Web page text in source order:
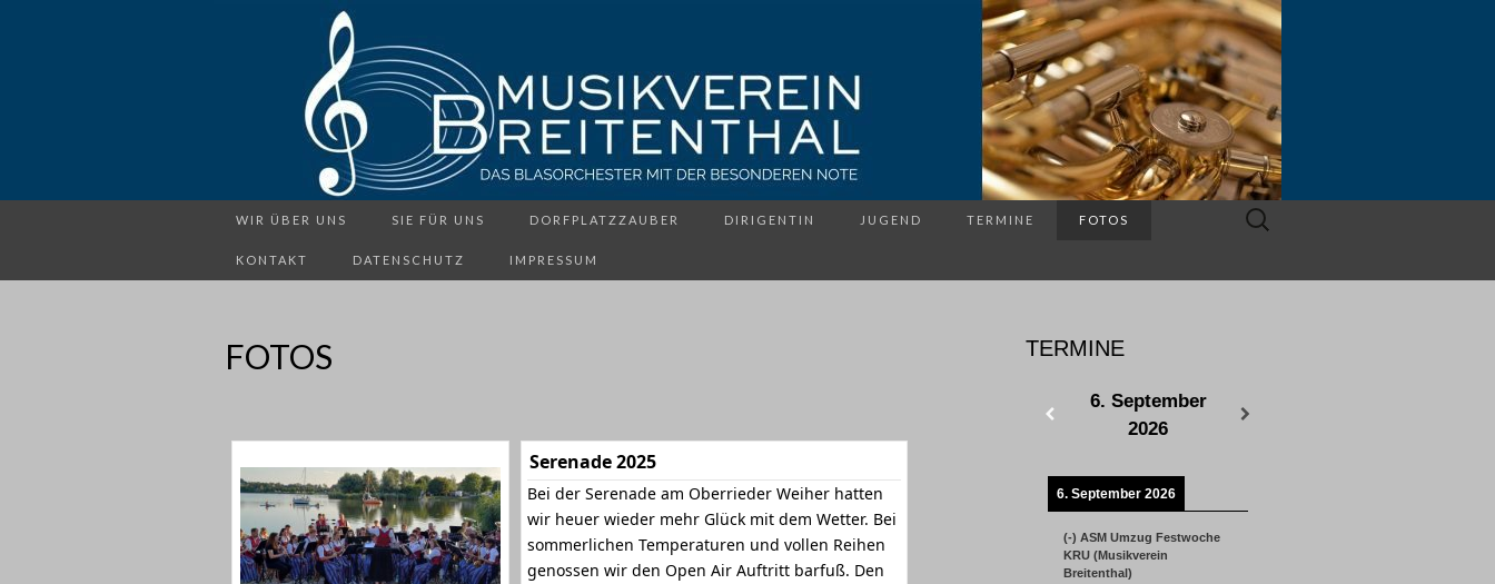
WIR ÜBER UNS SIE FÜR UNS DORFPLATZZAUBER DIRIGENTIN JUGEND TERMINE FOTOS
KONTAKT DATENSCHUTZ IMPRESSUM
Suchen
FOTOS
Serenade 2025
Bei der Serenade am Oberrieder Weiher hatten
wir heuer wieder mehr Glück mit dem Wetter. Bei
sommerlichen Temperaturen und vollen Reihen
genossen wir den Open Air Auftritt barfuß. Den
TERMINE
6. September
2026
6. September 2026
(-) ASM Umzug Festwoche
KRU (Musikverein
Breitenthal)